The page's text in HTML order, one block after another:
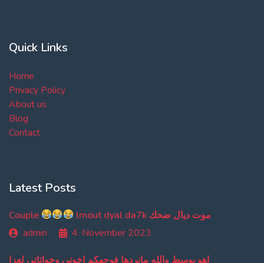
Quick Links
Home
Privacy Policy
About us
Blog
Contact
Latest Posts
Couple
lmout dyal da7k موت ديال ضحك
admin
4. November 2023
اهو بوسط والله مانردها فوجهكم اخوتي وخواتاتي لعزا